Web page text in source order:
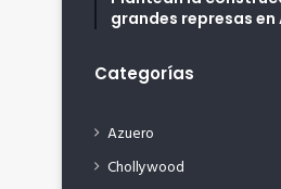
grandes represas en
Categorías
Azuero
Chollywood